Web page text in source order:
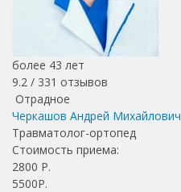
более 43 лет
9.2 / 331 отзывов
Отрадное
Черкашов Андрей Михайлович
Травматолог-ортопед
Стоимость приема:
2800 Р.
5500Р.